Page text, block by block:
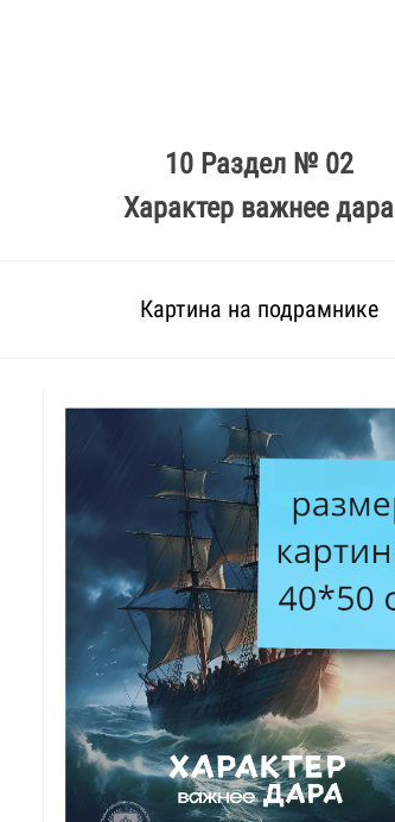
10 Раздел № 02
Характер важнее дара
Картина на подрамнике